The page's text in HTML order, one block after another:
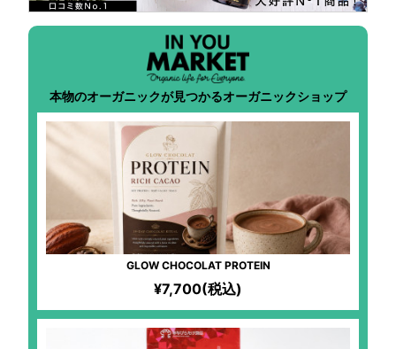
本物のオーガニックが見つかるオーガニックショップ
GLOW CHOCOLAT PROTEIN
¥7,700(税込)